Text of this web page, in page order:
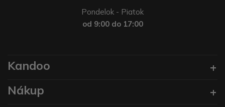
Pondelok - Piatok
od 9:00 do 17:00
Kandoo
Nákup